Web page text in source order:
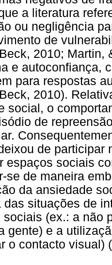
a literatura
ou negligência
de
2010; Martin,
e autoconfiança,
para respostas
2010).
social, o
de
de participar
espaços sociais
se de maneira
da ansiedade
das situações de
sociais (ex.: a não
gente) e a
o contacto visual)